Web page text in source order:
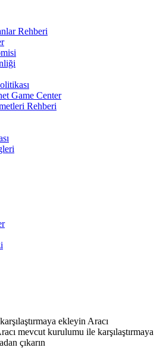
Rehberi
Game Center
Rehberi
ekleyin Aracı
mevcut kurulumu ile karşılaştırmaya
çıkarın